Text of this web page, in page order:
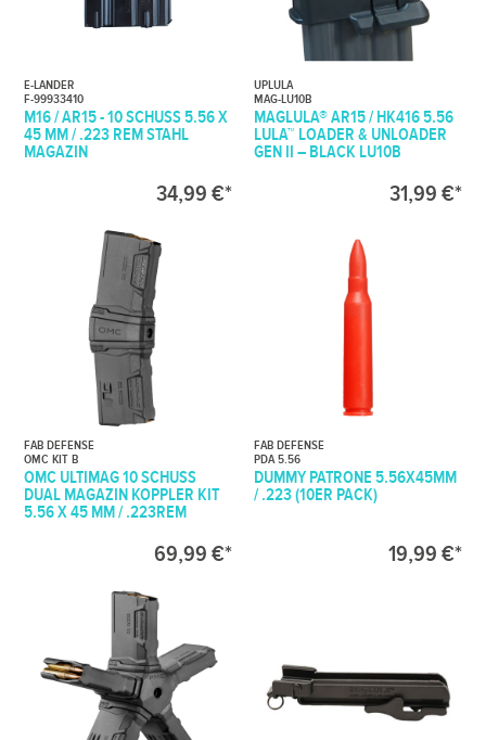
E-LANDER
F-99933410
M16 / AR15 - 10 SCHUSS 5.56 X
45 MM / .223 REM STAHL
MAGAZIN
34,99 €*
UPLULA
MAG-LU10B
MAGLULA® AR15 / HK416 5.56
LULA™ LOADER & UNLOADER
GEN II – BLACK LU10B
31,99 €*
FAB DEFENSE
OMC KIT B
OMC ULTIMAG 10 SCHUSS
DUAL MAGAZIN KOPPLER KIT
5.56 X 45 MM / .223REM
69,99 €*
FAB DEFENSE
PDA 5.56
DUMMY PATRONE 5.56X45MM
/ .223 (10ER PACK)
19,99 €*